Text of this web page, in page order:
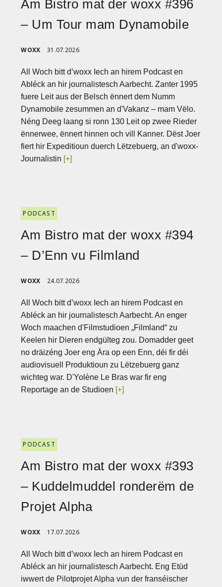
Am Bistro mat der woxx #396
– Um Tour mam Dynamobile
WOXX 31.07.2026
All Woch bitt d’woxx Iech an hirem Podcast en
Abléck an hir journalistesch Aarbecht. Zanter 1995
fuere Leit aus der Belsch ënnert dem Numm
Dynamobile zesummen an d'Vakanz – mam Vëlo.
Néng Deeg laang si ronn 130 Leit op zwee Rieder
ënnerwee, ënnert hinnen och vill Kanner. Dëst Joer
fiert hir Expeditioun duerch Lëtzebuerg, an d'woxx-
Journalistin [+]
PODCAST
Am Bistro mat der woxx #394
– D’Enn vu Filmland
WOXX 24.07.2026
All Woch bitt d’woxx Iech an hirem Podcast en
Abléck an hir journalistesch Aarbecht. An enger
Woch maachen d'Filmstudioen „Filmland“ zu
Keelen hir Dieren endgülteg zou. Domadder geet
no dräizéng Joer eng Ära op een Enn, déi fir déi
audiovisuell Produktioun zu Lëtzebuerg ganz
wichteg war. D'Yolène Le Bras war fir eng
Reportage an de Studioen [+]
PODCAST
Am Bistro mat der woxx #393
– Kuddelmuddel ronderëm de
Projet Alpha
WOXX 17.07.2026
All Woch bitt d’woxx Iech an hirem Podcast en
Abléck an hir journalistesch Aarbecht. Eng Etüd
iwwert de Pilotprojet Alpha vun der franséischer